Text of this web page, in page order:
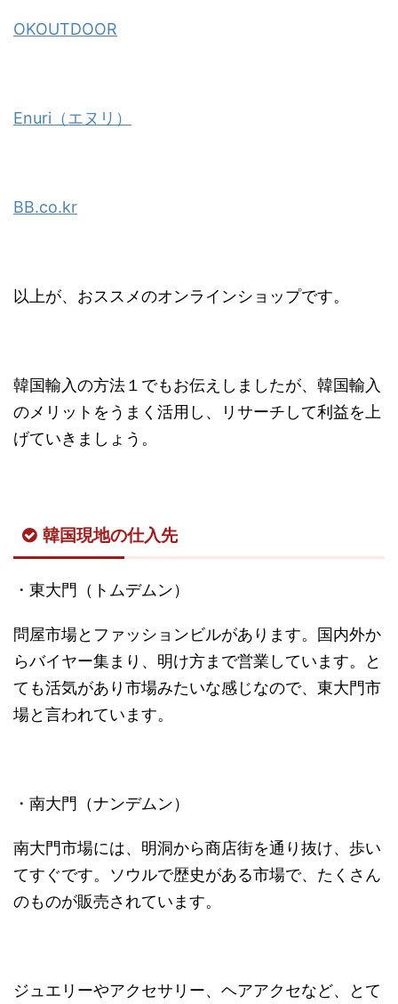
OKOUTDOOR
Enuri（エヌリ）
BB.co.kr
以上が、おススメのオンラインショップです。
韓国輸入の方法１でもお伝えしましたが、韓国輸入
のメリットをうまく活用し、リサーチして利益を上
げていきましょう。
韓国現地の仕入先
・東大門（トムデムン）
問屋市場とファッションビルがあります。国内外か
らバイヤー集まり、明け方まで営業しています。と
ても活気があり市場みたいな感じなので、東大門市
場と言われています。
・南大門（ナンデムン）
南大門市場には、明洞から商店街を通り抜け、歩い
てすぐです。ソウルで歴史がある市場で、たくさん
のものが販売されています。
ジュエリーやアクセサリー、ヘアアクセなど、とて